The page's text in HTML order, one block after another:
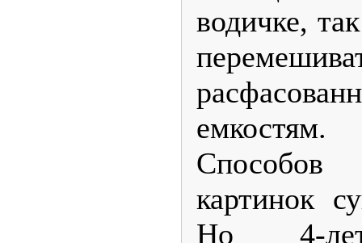
водичке,
емкостям.
картинок
Но 4-